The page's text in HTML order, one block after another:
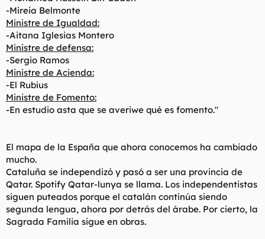
-Mireia Belmonte
Ministre de Igualdad:
-Aitana Iglesias Montero
Ministre de defensa:
-Sergio Ramos
Ministre de Acienda:
-El Rubius
Ministre de Fomento:
-En estudio asta que se averiwe qué es fomento."
El mapa de la España que ahora conocemos ha cambiado
mucho.
Cataluña se independizó y pasó a ser una provincia de
Qatar. Spotify Qatar-lunya se llama. Los independentistas
siguen puteados porque el catalán continúa siendo
segunda lengua, ahora por detrás del árabe. Por cierto, la
Sagrada Familia sigue en obras.